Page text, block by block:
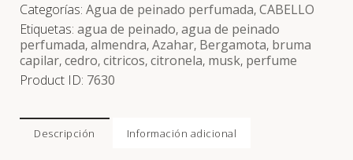
Categorías: Agua de peinado perfumada,CABELLO
Etiquetas: agua de peinado,agua de peinado
perfumada,almendra,Azahar, Bergamota, bruma
capilar,cedro,citricos,citronela, musk, perfume
Product ID: 7630
Descripción Información adicional